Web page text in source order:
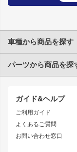
ガイド&ヘルプ
ご利用ガイド
よくあるご質問
お問い合わせ窓口
車種から商品を探す
トヨタ
JZX90 CHASER
JZX110 MARK II
JZX100 MARK II
JZX90 MARK II
パーツから商品を探
エアロシリーズ
ドリフトライン
風神
雷神